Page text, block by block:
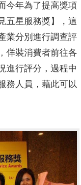
今年為了提高獎項
五星服務獎】，這
業分別進行調查評
佯裝消費者前往各
進行評分，過程中
務人員，藉此可以